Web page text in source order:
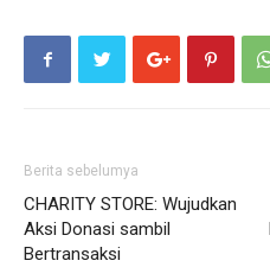
Berita sebelumya
CHARITY STORE: Wujudkan
Aksi Donasi sambil
Bertransaksi